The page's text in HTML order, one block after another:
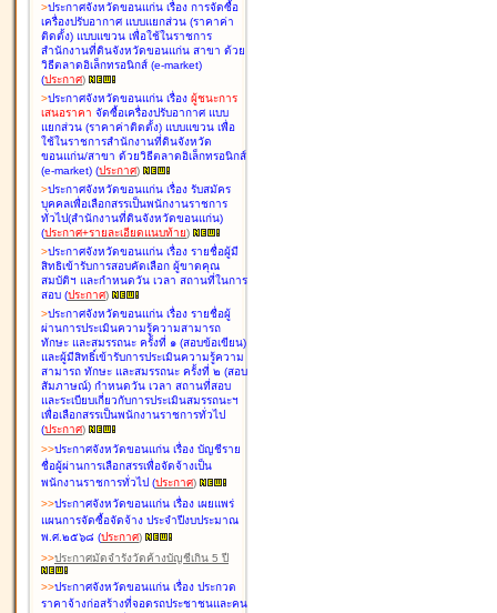
>ประกาศจังหวัดขอนแก่น เรื่อง การจัดซื้อ
เครื่องปรับอากาศ แบบแยกส่วน (ราคาค่า
ติดตั้ง) แบบแขวน เพื่อใช้ในราชการ
สำนักงานที่ดินจังหวัดขอนแก่น สาขา ด้วย
วิธีตลาดอิเล็กทรอนิกส์ (e-market)
(ประกาศ)
>ประกาศจังหวัดขอนแก่น เรื่อง ผู้ชนะการ
เสนอราคา จัดซื้อเครื่องปรับอากาศ แบบ
แยกส่วน (ราคาค่าติดตั้ง) แบบแขวน เพื่อ
ใช้ในราชการสำนักงานที่ดินจังหวัด
ขอนแก่น/สาขา ด้วยวิธีตลาดอิเล็กทรอนิกส์
(e-market) (ประกาศ)
>ประกาศจังหวัดขอนแก่น เรื่อง รับสมัคร
บุคคลเพื่อเลือกสรรเป็นพนักงานราชการ
ทั่วไป(สำนักงานที่ดินจังหวัดขอนแก่น)
(ประกาศ+รายละเอียดแนบท้าย)
>ประกาศจังหวัดขอนแก่น เรื่อง รายชื่อผู้มี
สิทธิเข้ารับการสอบคัดเลือก ผู้ขาดคุณ
สมบัติฯ และกำหนดวัน เวลา สถานที่ในการ
สอบ (ประกาศ)
>ประกาศจังหวัดขอนแก่น เรื่อง รายชื่อผู้
ผ่านการประเมินความรู้ความสามารถ
ทักษะ และสมรรถนะ ครั้งที่ ๑ (สอบข้อเขียน)
และผู้มีสิทธิ์เข้ารับการประเมินความรู้ความ
สามารถ ทักษะ และสมรรถนะ ครั้งที่ ๒ (สอบ
สัมภาษณ์) กำหนดวัน เวลา สถานที่สอบ
และระเบียบเกี่ยวกับการประเมินสมรรถนะฯ
เพื่อเลือกสรรเป็นพนักงานราชการทั่วไป
(ประกาศ)
>>ประกาศจังหวัดขอนแก่น เรื่อง บัญชีราย
ชื่อผู้ผ่านการเลือกสรรเพื่อจัดจ้างเป็น
พนักงานราชการทั่วไป (ประกาศ)
>>ประกาศจังหวัดขอนแก่น เรื่อง เผยแพร่
แผนการจัดซื้อจัดจ้าง ประจำปีงบประมาณ
พ.ศ.๒๕๖๘ (ประกาศ)
>>ประกาศมัดจำรังวัดค้างบัญชีเกิน 5 ปี
>>ประกาศจังหวัดขอนแก่น เรื่อง ประกวด
ราคาจ้างก่อสร้างที่จอดรถประชาชนและคน